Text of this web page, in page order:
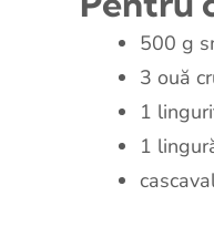
500 g
3 ouă
1
1